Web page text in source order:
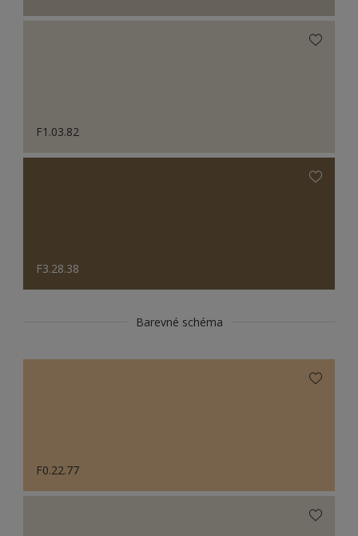
F1.03.82
F3.28.38
Barevné schéma
F0.22.77